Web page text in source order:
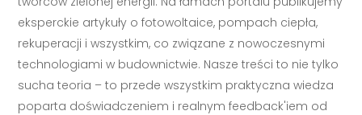
eksperckie artykuły o fotowoltaice, pompach ciepła,
rekuperacji i wszystkim, co związane z nowoczesnymi
technologiami w budownictwie. Nasze treści to nie tylko
sucha teoria – to przede wszystkim praktyczna wiedza
poparta doświadczeniem i realnym feedback'iem od